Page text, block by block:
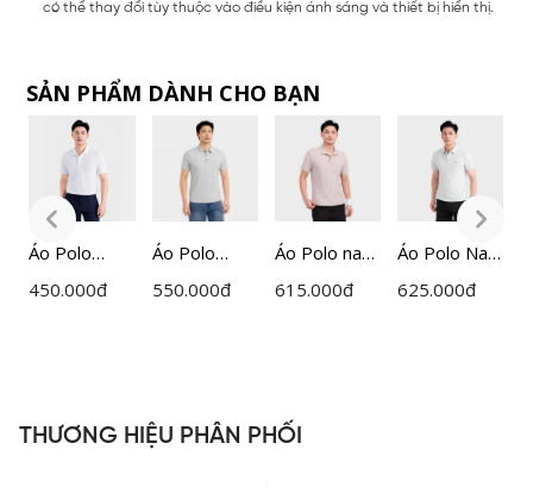
có thể thay đổi tùy thuộc vào điều kiện ánh sáng và thiết bị hiển thị.
SẢN PHẨM DÀNH CHO BẠN
Áo Polo
Ngắn Tay
450.000đ
Áo Polo
ngắn tay
Regular Fit
550.000đ
Áo Polo nam
ngắn tay
615.000đ
Áo Polo Nam
Xanh Lá Mạ
625.000đ
THƯƠNG HIỆU PHÂN PHỐI